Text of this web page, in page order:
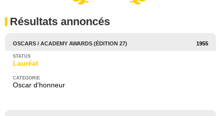
Résultats annoncés
OSCARS / ACADEMY AWARDS (ÉDITION 27) 1955
Lauréat
Oscar d'honneur